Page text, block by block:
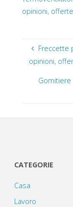
opinioni,
Freccette
opinioni,
Gomitiere
CATEGORIE
Casa
Lavoro